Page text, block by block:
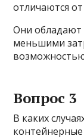
отличаются
Они
меньшими
Вопрос 3
В каких
контейнерные